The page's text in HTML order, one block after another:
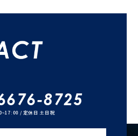
8725
/ 定休日 土日祝